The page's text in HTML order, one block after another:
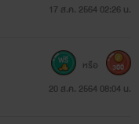
17 ส.ค. 2564 02:26 น.
20 ส.ค. 2564 08:04 น.
หรือ 300